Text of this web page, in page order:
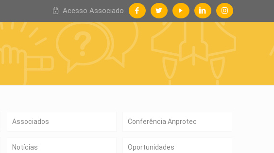
Acesso Associado
Associados Conferência Anprotec
Notícias Oportunidades